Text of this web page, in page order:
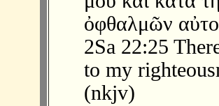
ὀφθαλμῶν
2Sa 22:25
to my
(nkjv)